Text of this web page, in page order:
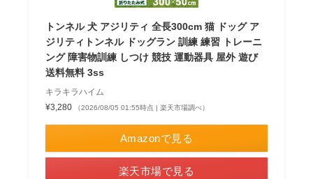
トンネル 犬 アジリティ 全長300cm 猫 ドッグ ア
ジリティトンネル ドッグラン 訓練 練習 トレーニ
ング 障害物訓練 しつけ 競技 運動器具 屋外 遊び
送料無料 3ss
キラキラハイム
¥3,280
（2026/08/05 01:55時点 | 楽天市場調べ）
Amazonで見る
楽天市場で見る